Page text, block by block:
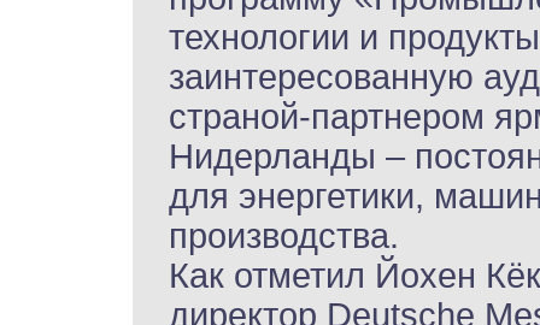
технологии и
заинтересованную
страной-партнером
Нидерланды –
для энергетики,
производства.
Как отметил Йохен
директор Deutsche